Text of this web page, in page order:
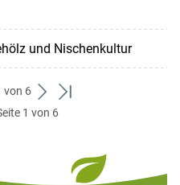
und Nischenkultur
von 6
weiter
zum
zum
1 von 6